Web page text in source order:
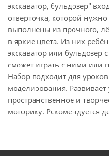
экскаватор, бульдозер"
отвёрточка, которой
выполнены из прочного,
в яркие цвета. Из них
экскаватор или
сможет играть с ними или
Набор подходит для
моделирования. Развивает
пространственное и
моторику. Рекомендуется